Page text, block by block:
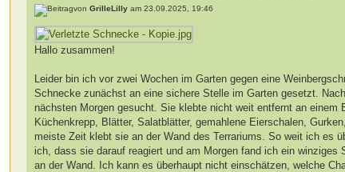
vonGrilleLilly am 23.09.2025, 19:46
Hallo zusammen!
Leider bin ich vor zwei Wochen im Garten gegen eine
Schnecke zunächst an eine sichere Stelle im Garten gesetzt.
nächsten Morgen gesucht. Sie klebte nicht weit entfernt an
Küchenkrepp, Blätter, Salatblätter, gemahlene Eierschalen,
meiste Zeit klebt sie an der Wand des Terrariums. So weit ich es
ich, dass sie darauf reagiert und am Morgen fand ich ein
an der Wand. Ich kann es überhaupt nicht einschätzen, welche